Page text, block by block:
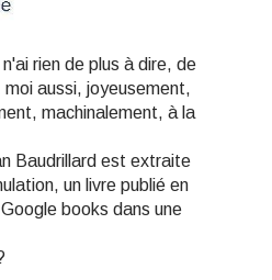
rien de plus à dire, de
aussi, joyeusement,
machinalement, à la
Baudrillard est extraite
, un livre publié en
books dans une